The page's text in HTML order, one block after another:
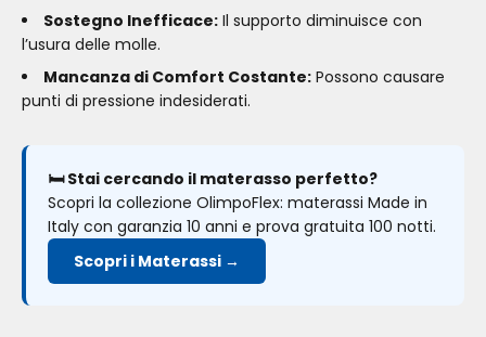
Sostegno Inefficace: Il supporto diminuisce con
l’usura delle molle.
Mancanza di Comfort Costante: Possono causare
punti di pressione indesiderati.
🛏️ Stai cercando il materasso perfetto?
Scopri la collezione OlimpoFlex: materassi Made in
Italy con garanzia 10 anni e prova gratuita 100 notti.
Scopri i Materassi →